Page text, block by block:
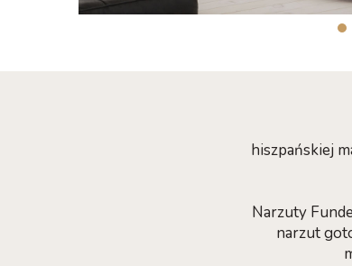
hiszpańskiej
Narzuty
narzut